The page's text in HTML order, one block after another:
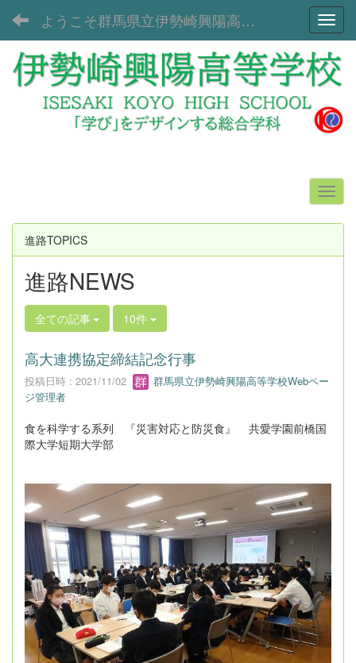
ようこそ群馬県立伊勢崎興陽高等学校へ！
進路TOPICS
進路NEWS
全ての記事 10件
高大連携協定締結記念行事
投稿日時 : 2021/11/02
群馬県立伊勢崎興陽高等学校Webペー
ジ管理者
食を科学する系列 『災害対応と防災食』 共愛学園前橋国
際大学短期大学部